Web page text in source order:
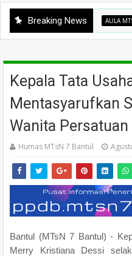
Breaking NewsAULA MTSN 1
Kepala Tata
Mentasyarufkan
Wanita Persatuan
Humas MTsN 7 Bantul
Bantul (MTsN 7 Bantul) -
Merry Kristiana Dessi